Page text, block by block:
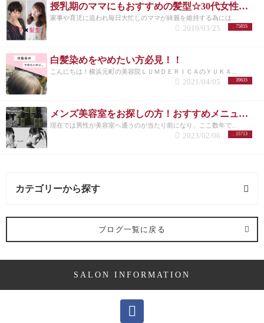
授乳期のママにもおすすめの髪型☆30代女性を若く見せるスタイル特集☆
家事や育児に追われ毎日大忙しのママが綺麗を維持する為には...
75855
2019/03/25
白髪染めをやめたい方必見！！
こんにちは！横浜元町の美容院ＬＵＭＤＥＲＩＣＡのＹＵＫＡ...
39635
2021/04/05
メンズ美容室をお探しの方！おすすめメニューまとめ
現在では男性が美容室へ通うのが当たり前になり、ここ数年で...
15713
2023/02/06
カテゴリーから探す
求人 (3記事)
ママ向け (10記事)
ブログ一覧に戻る
SALON INFORMATION